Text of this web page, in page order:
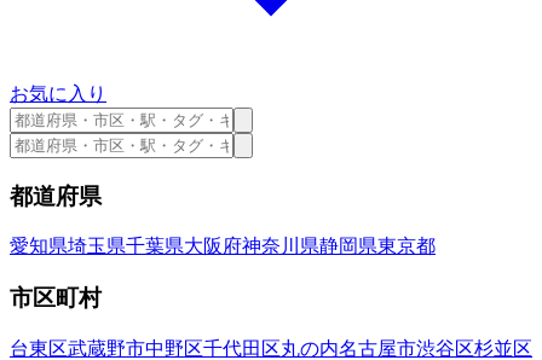
お気に入り
都道府県
愛知県埼玉県千葉県大阪府神奈川県静岡県東京都
市区町村
台東区武蔵野市中野区千代田区丸の内名古屋市渋谷区杉並区